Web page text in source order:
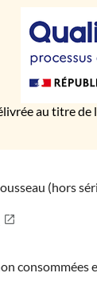
au titre de
(hors
consommées